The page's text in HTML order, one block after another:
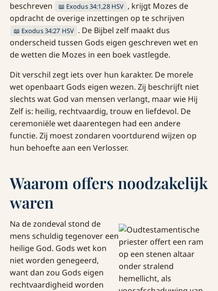
beschreven 📖 Exodus 34:1,28 HSV , krijgt Mozes de
opdracht de overige inzettingen op te schrijven
📖 Exodus 34:27 HSV . De Bijbel zelf maakt dus
onderscheid tussen Gods eigen geschreven wet en
de wetten die Mozes in een boek vastlegde.
Dit verschil zegt iets over hun karakter. De morele
wet openbaart Gods eigen wezen. Zij beschrijft niet
slechts wat God van mensen verlangt, maar wie Hij
Zelf is: heilig, rechtvaardig, trouw en liefdevol. De
ceremoniële wet daarentegen had een andere
functie. Zij moest zondaren voortdurend wijzen op
hun behoefte aan een Verlosser.
Waarom offers noodzakelijk
waren
Na de zondeval stond de
mens schuldig tegenover een
heilige God. Gods wet kon
niet worden genegeerd,
want dan zou Gods eigen
rechtvaardigheid worden